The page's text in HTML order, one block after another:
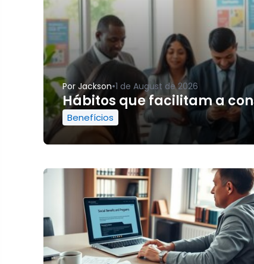
Por Jackson•1 de August de 2026
Hábitos que facilitam a
Benefícios